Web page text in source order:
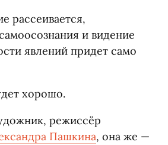
рассеивается,
и видение
явлений придет само
хорошо.
режиссёр
Пашкина, она же —